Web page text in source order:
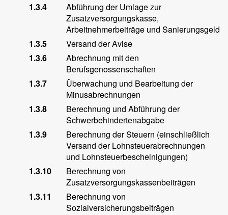
1.3.4
Abführung der Umlage zur
Zusatzversorgungskasse,
Arbeitnehmerbeiträge und Sanierungsgeld
1.3.5
Versand der Avise
1.3.6
Abrechnung mit den
Berufsgenossenschaften
1.3.7
Überwachung und Bearbeitung der
Minusabrechnungen
1.3.8
Berechnung und Abführung der
Schwerbehindertenabgabe
1.3.9
Berechnung der Steuern (einschließlich
Versand der Lohnsteuerabrechnungen
und Lohnsteuerbescheinigungen)
1.3.10
Berechnung von
Zusatzversorgungskassenbeiträgen
1.3.11
Berechnung von
Sozialversicherungsbeiträgen